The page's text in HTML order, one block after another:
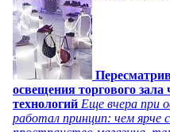
освещения торгового
технологий Еще вчера при
работал принцип: чем ярче